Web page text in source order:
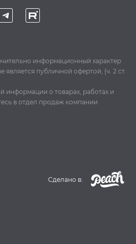
информационный характер
является публичной офертой, (ч. 2 ст.
информации о товарах, работах и
в отдел продаж компании
Cделано в: